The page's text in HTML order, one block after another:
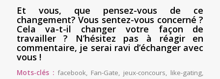
Et vous, que pensez-vous de ce
changement? Vous sentez-vous concerné ?
Cela va-t-il changer votre façon de
travailler ? N’hésitez pas à réagir en
commentaire, je serai ravi d’échanger avec
vous !
Mots-clés : facebook, Fan-Gate, jeux-concours, like-gating,